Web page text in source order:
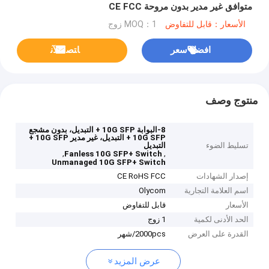
متوافق غير مدير بدون مروحة CE FCC
الأسعار：قابل للتفاوض MOQ：1 زوج
افضل سعر ﺎﺘﺼﻟ ﺍﻶﻧ
منتوج وصف
تسليط الضوء
8-البوابة 10G SFP + التبديل، بدون مشجع
10G SFP + التبديل، غير مدير 10G SFP +
التبديل
,
Fanless 10G SFP+ Switch
,
Unmanaged 10G SFP+ Switch
إصدار الشهادات
CE RoHS FCC
اسم العلامة التجارية
Olycom
الأسعار
قابل للتفاوض
الحد الأدنى لكمية
1 زوج
القدرة على العرض
2000pcs/شهر
عرض المزيد